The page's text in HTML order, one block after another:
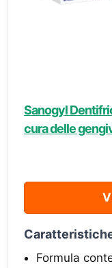
Sanogyl
cura delle
Formula